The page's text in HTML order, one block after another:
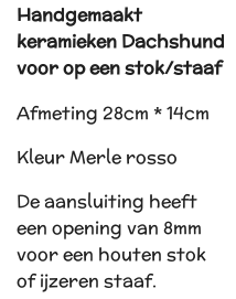
Handgemaakt
keramieken Dachshund
voor op een stok/staaf
Afmeting 28cm * 14cm
Kleur Merle rosso
De aansluiting heeft
een opening van 8mm
voor een houten stok
of ijzeren staaf.